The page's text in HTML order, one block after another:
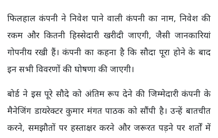
फिलहाल कंपनी ने निवेश पाने वाली कंपनी का नाम, निवेश की
रकम और कितनी हिस्सेदारी खरीदी जाएगी, जैसी जानकारियां
गोपनीय रखी हैं। कंपनी का कहना है कि सौदा पूरा होने के बाद
इन सभी विवरणों की घोषणा की जाएगी।
बोर्ड ने इस पूरे सौदे को अंतिम रूप देने की जिम्मेदारी कंपनी के
मैनेजिंग डायरेक्टर कुमार मंगत पाठक को सौंपी है। उन्हें बातचीत
करने, समझौतों पर हस्ताक्षर करने और जरूरत पड़ने पर शर्तों में